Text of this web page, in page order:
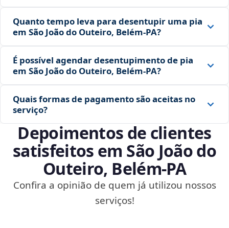
Quanto tempo leva para desentupir uma pia
em São João do Outeiro, Belém‑PA?
É possível agendar desentupimento de pia
em São João do Outeiro, Belém‑PA?
Quais formas de pagamento são aceitas no
serviço?
Depoimentos de clientes
satisfeitos em São João do
Outeiro, Belém‑PA
Confira a opinião de quem já utilizou nossos
serviços!